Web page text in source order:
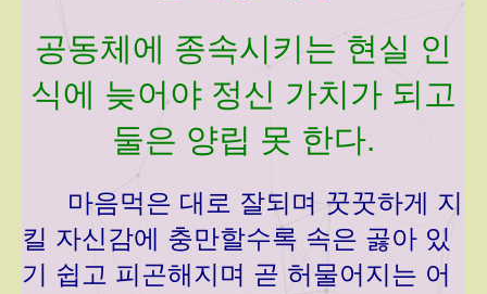
공동체에 종속시키는 현실 인
식에 늦어야 정신 가치가 되고
둘은 양립 못 한다.
마음먹은 대로 잘되며 꿋꿋하게 지
킬 자신감에 충만할수록 속은 곯아 있
기 쉽고 피곤해지며 곧 허물어지는 어